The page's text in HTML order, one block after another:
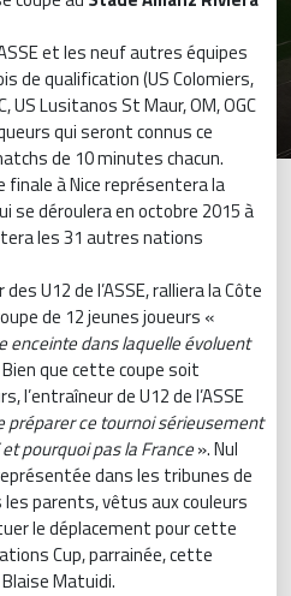
et les neuf autres équipes
de qualification (US Colomiers,
US Lusitanos St Maur, OM, OGC
qui seront connus ce
de 10 minutes chacun.
finale à Nice représentera la
se déroulera en octobre 2015 à
les 31 autres nations
U12 de l’ASSE, ralliera la Côte
de 12 jeunes joueurs «
dans laquelle évoluent
que cette coupe soit
l’entraîneur de U12 de l’ASSE
préparer ce tournoi sérieusement
pourquoi pas la France». Nul
dans les tribunes de
les parents, vêtus aux couleurs
le déplacement pour cette
Cup, parrainée, cette
Matuidi.